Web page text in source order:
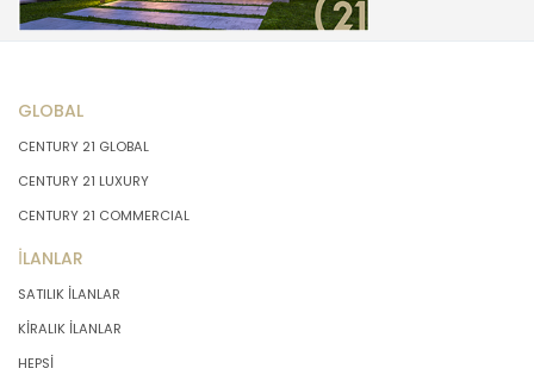
GLOBAL
CENTURY 21 GLOBAL
CENTURY 21 LUXURY
CENTURY 21 COMMERCIAL
İLANLAR
SATILIK İLANLAR
KİRALIK İLANLAR
HEPSİ